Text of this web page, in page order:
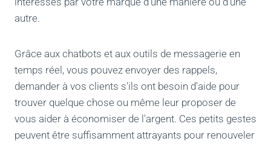
autre.
Grâce aux chatbots et aux outils de messagerie en
temps réel, vous pouvez envoyer des rappels,
demander à vos clients s'ils ont besoin d'aide pour
trouver quelque chose ou même leur proposer de
vous aider à économiser de l'argent. Ces petits gestes
peuvent être suffisamment attrayants pour renouveler